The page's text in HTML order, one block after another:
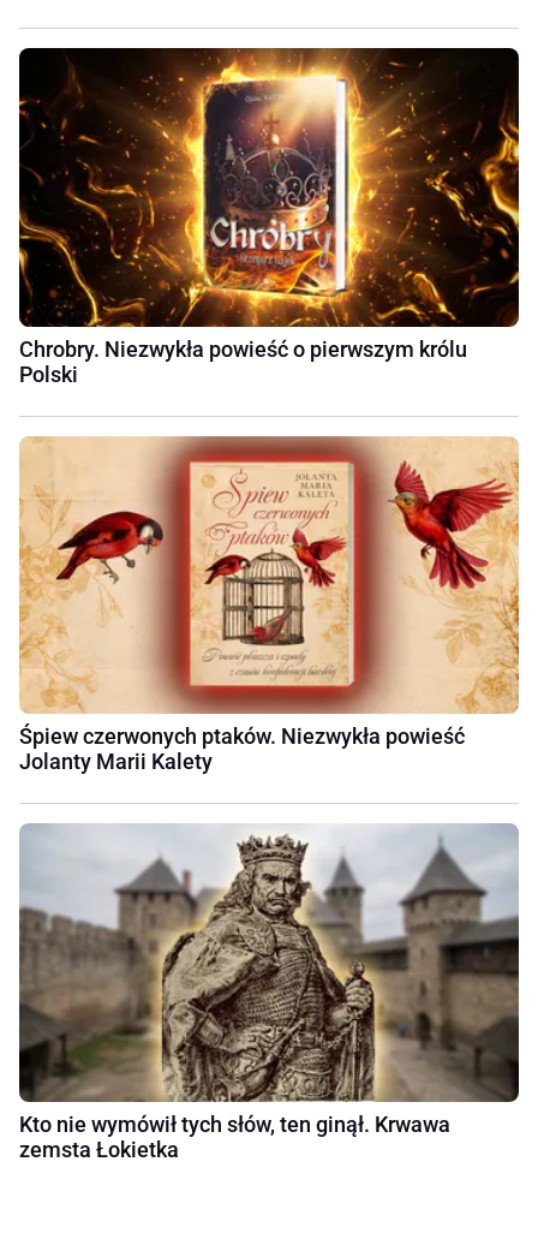
Chrobry. Niezwykła powieść o pierwszym królu
Polski
Śpiew czerwonych ptaków. Niezwykła powieść
Jolanty Marii Kalety
Kto nie wymówił tych słów, ten ginął. Krwawa
zemsta Łokietka